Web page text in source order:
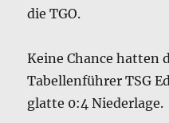
die TGO.
Keine Chance hatten
Tabellenführer TSG
glatte 0:4 Niederlage.